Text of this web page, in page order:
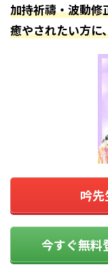
加持祈禱・波動修
癒やされたい方に
吟先
今すぐ無料